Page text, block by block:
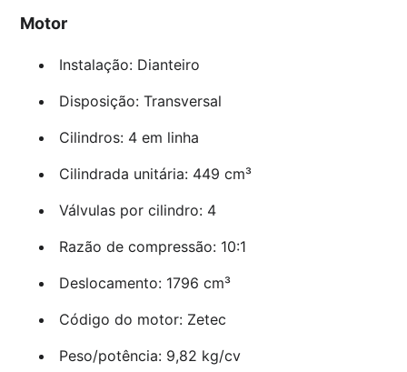
Motor
Instalação: Dianteiro
Disposição: Transversal
Cilindros: 4 em linha
Cilindrada unitária: 449 cm³
Válvulas por cilindro: 4
Razão de compressão: 10:1
Deslocamento: 1796 cm³
Código do motor: Zetec
Peso/potência: 9,82 kg/cv